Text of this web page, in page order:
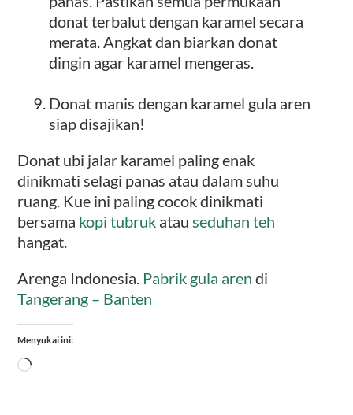
donat terbalut dengan karamel secara
merata. Angkat dan biarkan donat
dingin agar karamel mengeras.
Donat manis dengan karamel gula aren
siap disajikan!
Donat ubi jalar karamel paling enak
dinikmati selagi panas atau dalam suhu
ruang. Kue ini paling cocok dinikmati
bersama kopi tubruk atauseduhan teh
hangat.
Arenga Indonesia. Pabrik gula aren di
Tangerang – Banten
Menyukai ini:
Memuat...